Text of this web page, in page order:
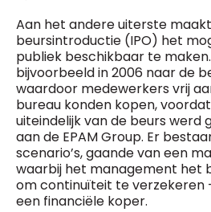
Aan het andere uiterste
beursintroductie (IPO) het
publiek beschikbaar te
bijvoorbeeld in 2006 naar de
waardoor medewerkers vrij
bureau konden kopen, voordat
uiteindelijk van de beurs werd
aan de EPAM Group. Er
scenario’s, gaande van een
waarbij het management het
om continuïteit te
een financiële koper.